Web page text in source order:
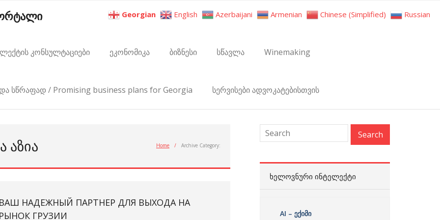
კონსულტაციები ეკონომიკა ბიზნესი სწავლა Winemaking
და სწრაფად / Promising business plans for Georgia სერვისები ადვოკატებისთვის
ᲐᲖᲘᲐ Home / Archive Category:
ВАШ НАДЕЖНЫЙ ПАРТНЕР ДЛЯ ВЫХОДА НА
РЫНОК ГРУЗИИ
ᲮᲔᲚᲝᲕᲜᲣᲠᲘ ᲘᲜᲢᲔᲚᲔᲥᲢᲘ
AI – ექიმი
Georgian English Azerbaijani Armenian Chinese (Simplified) Russian